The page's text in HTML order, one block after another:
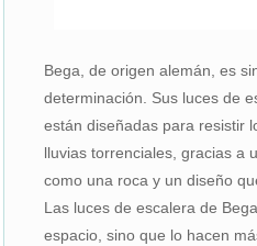
Bega, de origen alemán, es
determinación. Sus luces de
están diseñadas para resistir
lluvias torrenciales, gracias a
como una roca y un diseño
Las luces de escalera de
espacio, sino que lo hacen